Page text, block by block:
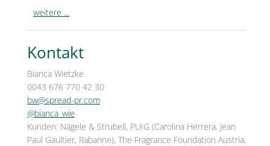
weitere ...
Kontakt
Bianca Wietzke
0043 676 770 42 30
bw@spread-pr.com
@bianca_wie
Kunden: Nägele & Strubell, PUIG (Carolina Herrera, Jean
Paul Gaultier, Rabanne), The Fragrance Foundation Austria,